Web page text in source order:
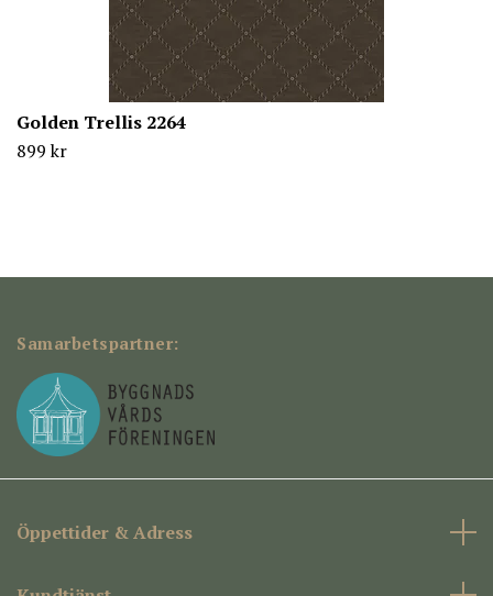
Golden Trellis 2264
899 kr
Samarbetspartner:
Öppettider & Adress